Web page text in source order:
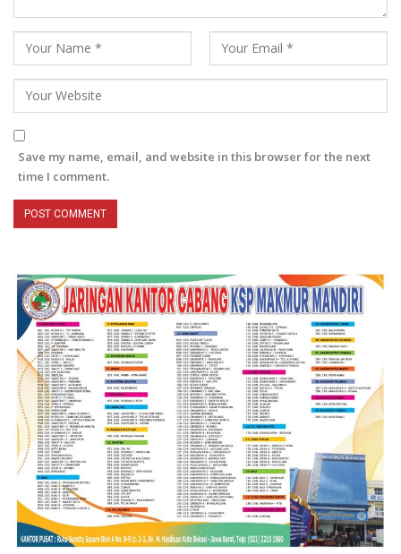
Save my name, email, and website in this browser for the next
time I comment.